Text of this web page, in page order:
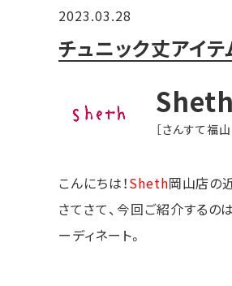
2023.03.28
チュニック丈アイテ
Sheth
［さんすて福山
こんにちは！Sheth岡山店の
さてさて、今回ご紹介するの
ーディネート。